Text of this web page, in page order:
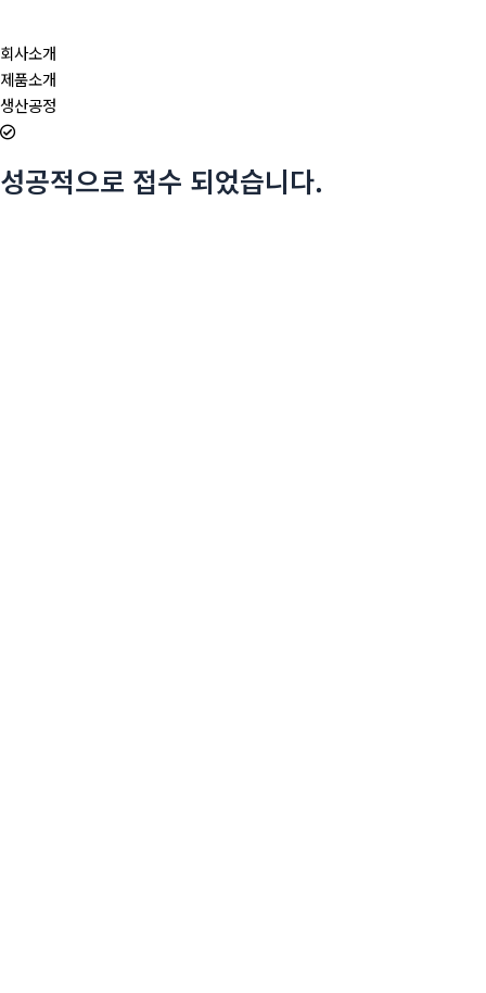
회사소개
제품소개
생산공정
성공적으로 접수 되었습니다.